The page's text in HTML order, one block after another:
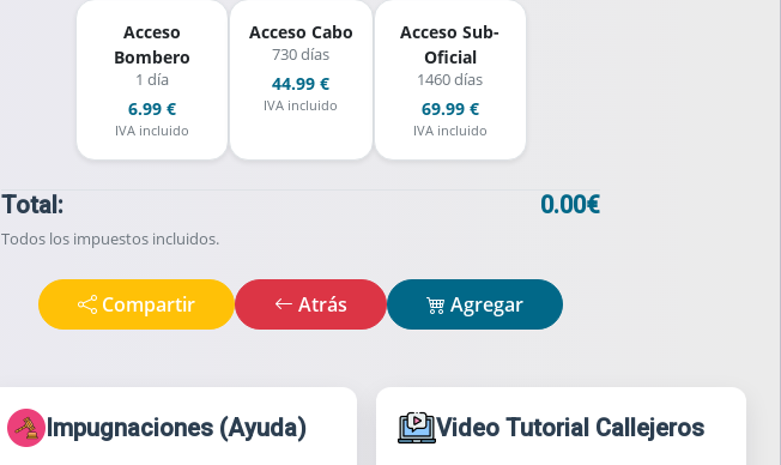
Acceso
Bombero
1 día
6.99 €
IVA incluido
Acceso Cabo
730 días
44.99 €
IVA incluido
Acceso Sub-
Oficial
1460 días
69.99 €
IVA incluido
Total: 0.00€
Todos los impuestos incluidos.
Compartir Atrás Agregar
Impugnaciones (Ayuda) Video Tutorial Callejeros